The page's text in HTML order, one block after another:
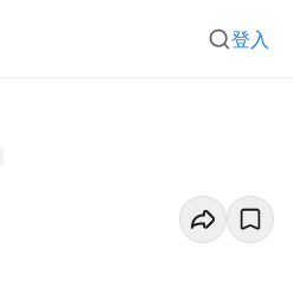
登入